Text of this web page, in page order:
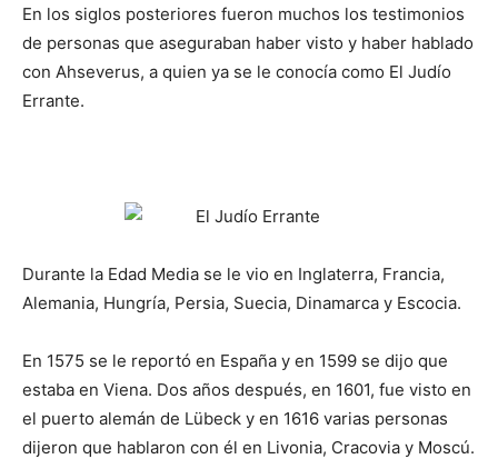
En los siglos posteriores fueron muchos los testimonios
de personas que aseguraban haber visto y haber hablado
con Ahseverus, a quien ya se le conocía como El Judío
Errante.
Durante la Edad Media se le vio en Inglaterra, Francia,
Alemania, Hungría, Persia, Suecia, Dinamarca y Escocia.
En 1575 se le reportó en España y en 1599 se dijo que
estaba en Viena. Dos años después, en 1601, fue visto en
el puerto alemán de Lübeck y en 1616 varias personas
dijeron que hablaron con él en Livonia, Cracovia y Moscú.